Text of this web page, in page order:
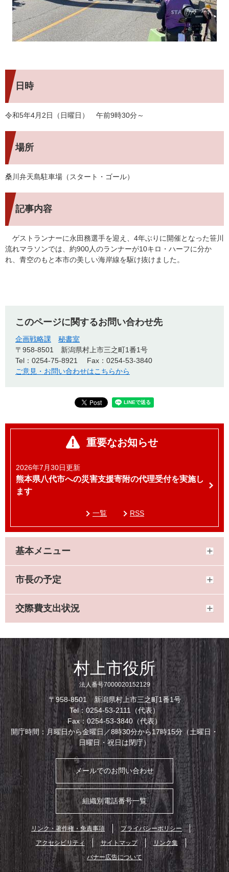
日時
令和5年4月2日（日曜日） 午前9時30分～
場所
桑川弁天島駐車場（スタート・ゴール）
記事内容
ゲストランナーに永田務選手を迎え、4年ぶりに開催となった笹川
流れマラソンでは、約900人のランナーが10キロ・ハーフに分か
れ、青空のもと本市の美しい海岸線を駆け抜けました。
このページに関するお問い合わせ先
企画戦略課
秘書室
〒958-8501
新潟県村上市三之町1番1号
Tel：0254-75-8921
Fax：0254-53-3840
ご意見・お問い合わせはこちらから
重要なお知らせ
2026年7月30日更新
熊本県八代市への災害支援寄附の代理受付を実施し
ます
一覧 RSS
基本メニュー
市長の予定
交際費支出状況
村上市役所
法人番号7000020152129
〒958-8501 新潟県村上市三之町1番1号
Tel：0254-53-2111（代表）
Fax：0254-53-3840（代表）
開庁時間：月曜日から金曜日／8時30分から17時15分（土曜日・
日曜日・祝日は閉庁）
メールでのお問い合わせ
組織別電話番号一覧
リンク・著作権・免責事項
プライバシーポリシー
アクセシビリティ
サイトマップ
リンク集
バナー広告について